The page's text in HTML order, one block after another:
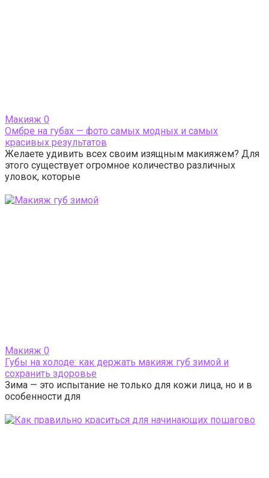
Макияж 0
Омбре на губах — фото самых модных и самых
красивых результатов
Желаете удивить всех своим изящным макияжем? Для
этого существует огромное количество различных
уловок, которые
Макияж 0
Губы на холоде: как держать макияж губ зимой и
сохранить здоровье
Зима — это испытание не только для кожи лица, но и в
особенности для